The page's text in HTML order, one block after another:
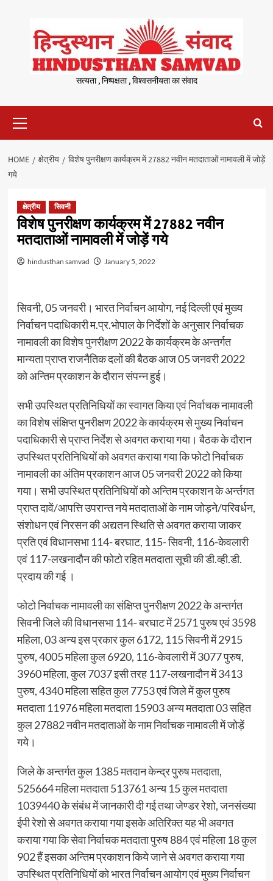
content
सत्यता , निष्पक्षता , विश्वसनीयता का संवाद
Menu
HOME क्षेत्रीय
विशेष पुनरीक्षण कार्यक्रम में 27882 नवीन मतदाताओं नामावली में जोड़ें
गये
क्षेत्रीय सिवनी
विशेष पुनरीक्षण कार्यक्रम में 27882 नवीन
मतदाताओं नामावली में जोड़ें गये
hindusthan samvad January 5, 2022
सिवनी, 05 जनवरी। भारत निर्वाचन आयोग, नई दिल्ली एवं मुख्य
निर्वाचन पदाधिकारी म.प्र.भोपाल के निर्देशों के अनुसार निर्वाचक
नामावली का विशेष पुनरीक्षण 2022 के कार्यक्रम के अन्तर्गत
मान्यता प्राप्त राजनैतिक दलों की बैठक आज 05 जनवरी 2022
को अन्तिम प्रकाशन के दौरान संपन्न हुई।
सभी उपस्थित प्रतिनिधियों का स्वागत किया एवं निर्वाचक नामावली
का विशेष संक्षिप्त पुनरीक्षण 2022 के कार्यक्रम से मुख्य निर्वाचन
पदाधिकारी से प्राप्त निर्देश से अवगत कराया गया। बैठक के दौरान
उपस्थित प्रतिनिधियों को अवगत कराया गया कि फोटो निर्वाचक
नामावली का अंतिम प्रकाशन आज 05 जनवरी 2022 को किया
गया। सभी उपस्थित प्रतिनिधियों को अन्तिम प्रकाशन के अर्न्तगत
प्राप्त दावें/आपत्ति उपरान्त नये मतदाताओं के नाम जोड़ने/परिवर्धन,
संशोधन एवं निरसन की अद्यतन स्थिति से अवगत कराया जाकर
प्रति एवं विधानसभा 114- बरघाट, 115- सिवनी, 116-केवलारी
एवं 117-लखनादौन की फोटो रहित मतदाता सूची की डी.व्ही.डी.
प्रदाय की गई ।
फोटो निर्वाचक नामावली का संक्षिप्त पुनरीक्षण 2022 के अन्तर्गत
सिवनी जिले की विधानसभा 114- बरघाट में 2571 पुरुष एवं 3598
महिला, 03 अन्य इस प्रकार कुल 6172, 115 सिवनी में 2915
पुरुष, 4005 महिला कुल 6920, 116-केवलारी में 3077 पुरुष,
3960 महिला, कुल 7037 इसी तरह 117-लखनादौन में 3413
पुरुष, 4340 महिला सहित कुल 7753 एवं जिले में कुल पुरुष
मतदाता 11976 महिला मतदाता 15903 अन्य मतदाता 03 सहित
कुल 27882 नवीन मतदाताओं के नाम निर्वाचक नामावली में जोड़ें
गये।
जिले के अन्तर्गत कुल 1385 मतदान केन्द्र पुरुष मतदाता,
525664 महिला मतदाता 513761 अन्य 15 कुल मतदाता
1039440 के संबंध में जानकारी दी गई तथा जेण्डर रेशो, जनसंख्या
ईपी रेशो से अवगत कराया गया इसके अतिरिक्त यह भी अवगत
कराया गया कि सेवा निर्वाचक मतदाता पुरुष 884 एवं महिला 18 कुल
902 हैं इसका अन्तिम प्रकाशन किये जाने से अवगत कराया गया
उपस्थित प्रतिनिधियों को भारत निर्वाचन आयोग एवं मुख्य निर्वाचन